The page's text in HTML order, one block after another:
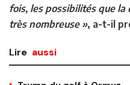
fois, les possibilités que
très nombreuse », a-t-il
Lire aussi